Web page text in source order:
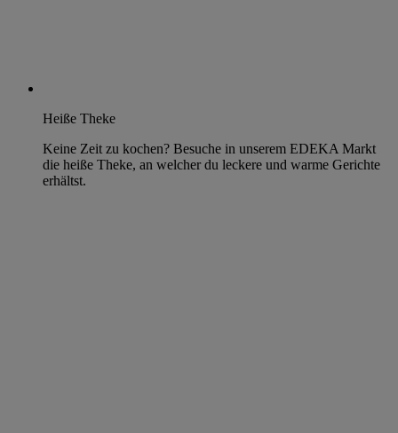
Heiße Theke
Keine Zeit zu kochen? Besuche in unserem EDEKA Markt
die heiße Theke, an welcher du leckere und warme Gerichte
erhältst.